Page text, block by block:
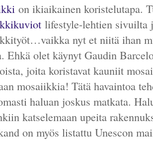
on ikiaikainen koristelutapa.
lifestyle-lehtien sivuilta
nyt et niitä ihan
Ehkä olet käynyt Gaudin
joita koristavat kauniit
mosaiikkia! Tätä havaintoa
haluan joskus matkata.
katselemaan upeita
on myös listattu Unescon